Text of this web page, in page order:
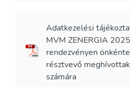
Adatkezelési
MVM ZENERGIA 2025
rendezvényen
résztvevő meghívottak
számára